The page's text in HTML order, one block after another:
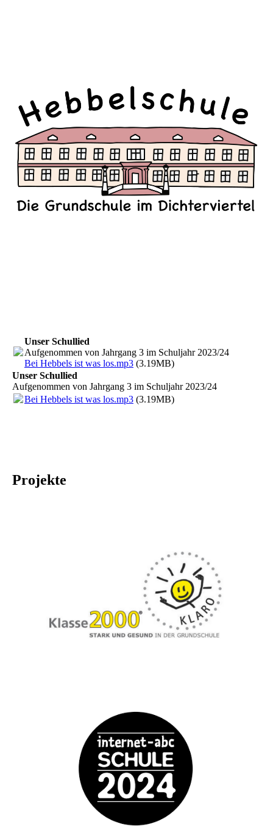
Unser Schullied
Aufgenommen von Jahrgang 3 im Schuljahr 2023/24
Bei Hebbels ist was los.mp3 (3.19MB)
Unser Schullied
Aufgenommen von Jahrgang 3 im Schuljahr 2023/24
Bei Hebbels ist was los.mp3 (3.19MB)
Projekte